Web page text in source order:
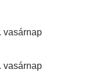
vasárnap
vasárnap